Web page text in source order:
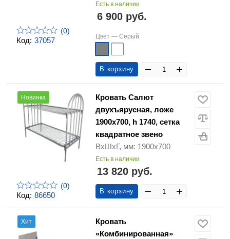
Код: 37057
(0)
Есть в наличии
6 900 руб.
Цвет — Серый
В корзину
Код: 86650
Новинка
(0)
Кровать Салют
двухъярусная, ложе
1900х700, h 1740, сетка
квадратное звено
ВхШхГ, мм: 1900х700
Есть в наличии
13 820 руб.
В корзину
Хит
Кровать
«Комбинированная»